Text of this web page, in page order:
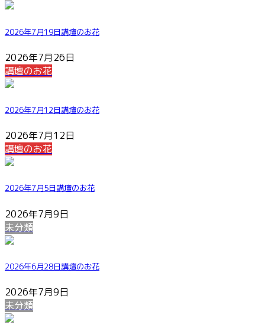
2026年7月19日講壇のお花
2026年7月26日
講壇のお花
2026年7月12日講壇のお花
2026年7月12日
講壇のお花
2026年7月5日講壇のお花
2026年7月9日
未分類
2026年6月28日講壇のお花
2026年7月9日
未分類